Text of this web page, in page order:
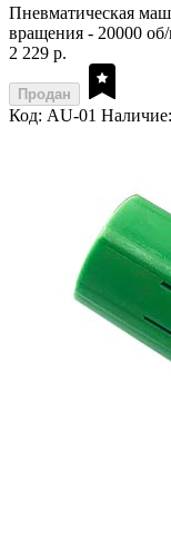
Пневматическая
вращения - 20000
2 229 р.
Продан
Код: AU-01